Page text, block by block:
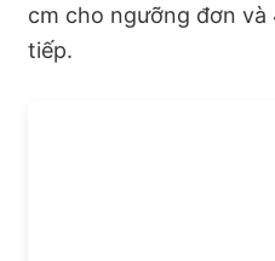
cm cho ngưỡng đơn
tiếp.